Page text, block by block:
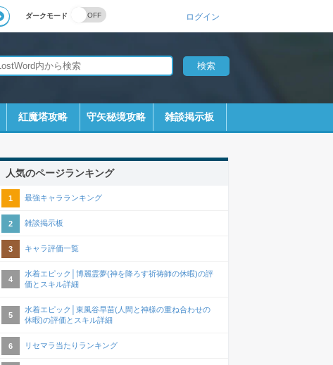
ダークモード ログイン
紅魔塔攻略 守矢秘境攻略 雑談掲示板
人気のページランキング
最強キャラランキング
雑談掲示板
キャラ評価一覧
水着エピック│博麗霊夢(神を降ろす祈祷師の休暇)の評
価とスキル詳細
水着エピック│東風谷早苗(人間と神様の重ね合わせの
休暇)の評価とスキル詳細
リセマラ当たりランキング